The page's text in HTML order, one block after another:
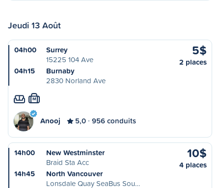
Jeudi 13 Août
04h00
Surrey
15225 104 Ave
04h15
Burnaby
2830 Norland Ave
5$
2 places
M
Anooj 5,0 956 conduits
14h00
New Westminster
Braid Sta Acc
14h45
North Vancouver
Lonsdale Quay SeaBus Sou…
10$
4 places